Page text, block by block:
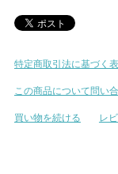
特定商取引法に基づく
この商品について問い
買い物を続ける
レ